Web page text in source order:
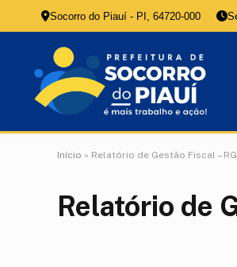
Socorro do Piauí - PI, 64720-000
Início » Relatório de Gestão Fiscal –
Relatório de